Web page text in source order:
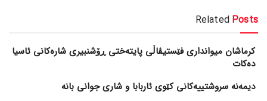
Related Posts
کرماشان میوانداری فێستیڤاڵی پایتەختی ڕۆشنبیری شارەکانی ئاسیا
دەکات